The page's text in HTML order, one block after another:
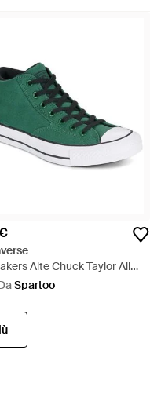
Alte Chuck Taylor All
Malden Street - Verde
Spartoo